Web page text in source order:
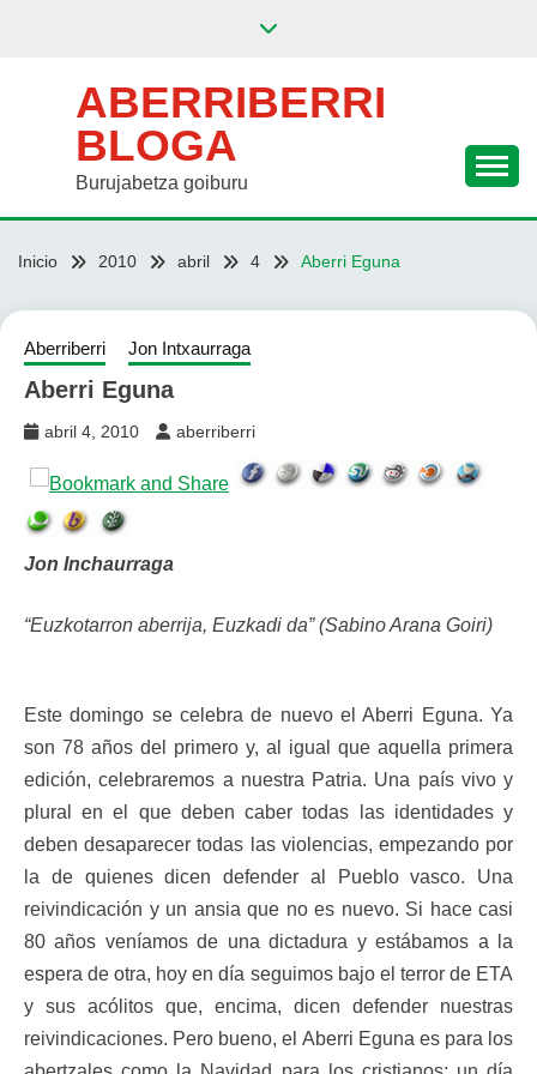
ABERRIBERRI
BLOGA
Burujabetza goiburu
Inicio 2010 abril 4 Aberri Eguna
Aberriberri Jon Intxaurraga
Aberri Eguna
abril 4, 2010 aberriberri
Jon Inchaurraga
“Euzkotarron aberrija, Euzkadi da” (Sabino Arana Goiri)
Este domingo se celebra de nuevo el Aberri Eguna. Ya
son 78 años del primero y, al igual que aquella primera
edición, celebraremos a nuestra Patria. Una país vivo y
plural en el que deben caber todas las identidades y
deben desaparecer todas las violencias, empezando por
la de quienes dicen defender al Pueblo vasco. Una
reivindicación y un ansia que no es nuevo. Si hace casi
80 años veníamos de una dictadura y estábamos a la
espera de otra, hoy en día seguimos bajo el terror de ETA
y sus acólitos que, encima, dicen defender nuestras
reivindicaciones. Pero bueno, el Aberri Eguna es para los